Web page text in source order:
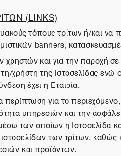
(LINKS)
τόπους τρίτων ή/και
banners,
και για την παροχή
χρήστη της Ιστοσελίδας ενώ
έχει η Εταιρία.
περίπτωση για το
υπηρεσιών και την
των οποίων η Ιστοσελίδα
των τρίτων,
και προϊόντων.